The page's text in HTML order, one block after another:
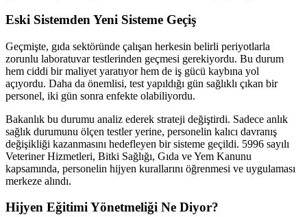
Eski Sistemden Yeni Sisteme Geçiş
Geçmişte, gıda sektöründe çalışan herkesin belirli periyotlarla
zorunlu laboratuvar testlerinden geçmesi gerekiyordu. Bu durum
hem ciddi bir maliyet yaratıyor hem de iş gücü kaybına yol
açıyordu. Daha da önemlisi, test yapıldığı gün sağlıklı çıkan bir
personel, iki gün sonra enfekte olabiliyordu.
Bakanlık bu durumu analiz ederek strateji değiştirdi. Sadece anlık
sağlık durumunu ölçen testler yerine, personelin kalıcı davranış
değişikliği kazanmasını hedefleyen bir sisteme geçildi. 5996 sayılı
Veteriner Hizmetleri, Bitki Sağlığı, Gıda ve Yem Kanunu
kapsamında, personelin hijyen kurallarını öğrenmesi ve uygulaması
merkeze alındı.
Hijyen Eğitimi Yönetmeliği Ne Diyor?